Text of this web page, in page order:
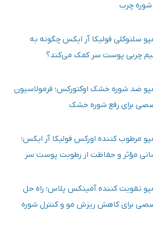
شوره چرب
سلنوکلی فولیکا آر ایکس چگونه به
چربی پوست سر کمک می‌کند؟
ضد شوره خشک اوکتورکس؛ فرمولاسیون
برای رفع شوره‌ خشک
مرطوب کننده اورکس فولیکا آر ایکس؛
مؤثر و حفاظت از رطوبت پوست سر
تقویت‌ کننده آمینکس پلاس؛ راه حل
برای کاهش ریزش مو و کنترل شوره